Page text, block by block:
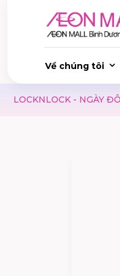
Về chúng tôi
ĐÔI GIÁ HỜI –